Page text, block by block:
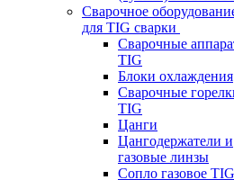
Сварочное
для TIG сварки
Сварочные
TIG
Блоки охлаждения
Сварочные
TIG
Цанги
Цангодержатели и
газовые линзы
Сопло газовое TIG